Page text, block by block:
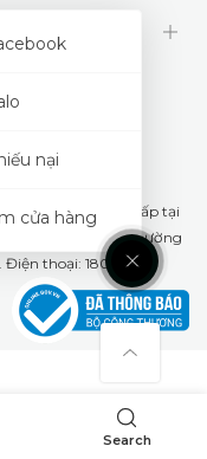
1001268555 cấp tại
Số 79A Lê Lợi, phường
thoại: 18008226
nại
cửa hàng
Search